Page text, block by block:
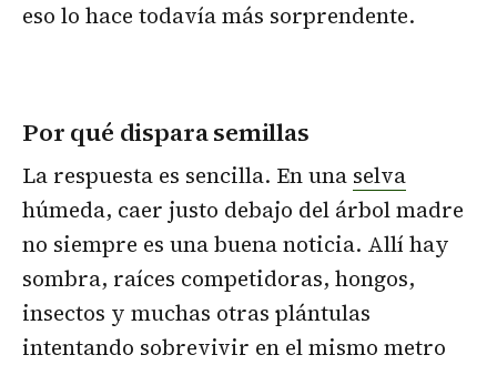
eso lo hace todavía más sorprendente.
Por qué dispara semillas
La respuesta es sencilla. En una selva
húmeda, caer justo debajo del árbol madre
no siempre es una buena noticia. Allí hay
sombra, raíces competidoras, hongos,
insectos y muchas otras plántulas
intentando sobrevivir en el mismo metro